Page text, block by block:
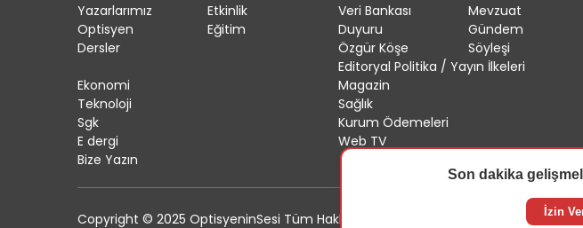
Yazarlarımız
Etkinlik
Optisyen
Eğitim
Dersler
Veri Bankası
Mevzuat
Duyuru
Gündem
Özgür Köşe
Söyleşi
Editoryal Politika / Yayın İlkeleri
Ekonomi
Magazin
Teknoloji
Sağlık
Sgk
Kurum Ödemeleri
E dergi
Web TV
Bize Yazın
Copyright © 2025 OptisyeninSesi Tüm Hakları Saklıdır.
Son dakika
İzin